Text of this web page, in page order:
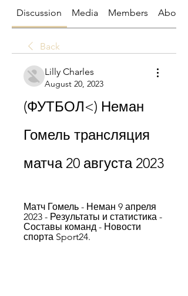
Discussion Media Members About
Back
Lilly Charles
August 20, 2023
(ФУТБОЛ<) Неман
Гомель трансляция
матча 20 августа 2023
Матч Гомель - Неман 9 апреля
2023 - Результаты и статистика -
Составы команд - Новости
спорта Sport24.